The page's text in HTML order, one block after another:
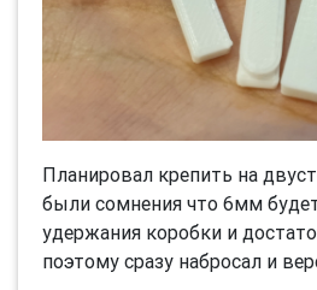
Планировал крепить на
были сомнения что 6мм
удержания коробки и
поэтому сразу набросал и